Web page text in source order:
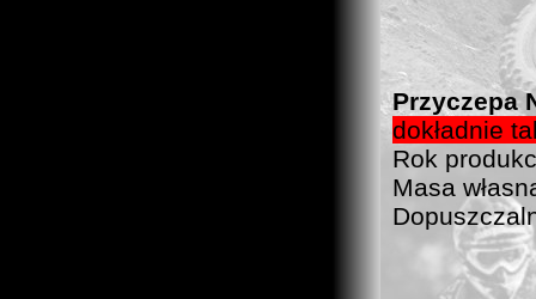
Przyczepa
dokładnie
Rok
Masa